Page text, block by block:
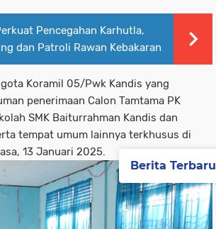
Pencegahan Karhutla,
dan Patroli Rawan Kebakaran
Koramil 05/Pwk Kandis yang
penerimaan Calon Tamtama PK
SMK Baiturrahman Kandis dan
tempat umum lainnya terkhusus di
13 Januari 2025.
Berita Terbaru